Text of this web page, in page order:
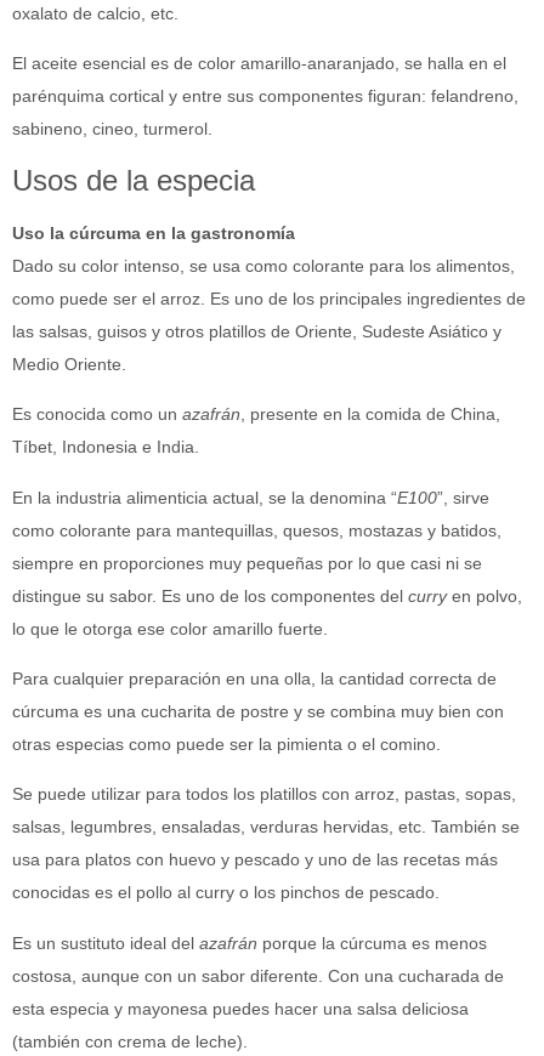
oxalato de calcio, etc.
El aceite esencial es de color amarillo-anaranjado, se halla en el
parénquima cortical y entre sus componentes figuran: felandreno,
sabineno, cineo, turmerol.
Usos de la especia
Uso la cúrcuma en la gastronomía
Dado su color intenso, se usa como colorante para los alimentos,
como puede ser el arroz. Es uno de los principales ingredientes de
las salsas, guisos y otros platillos de Oriente, Sudeste Asiático y
Medio Oriente.
Es conocida como un azafrán , presente en la comida de China,
Tíbet, Indonesia e India.
En la industria alimenticia actual, se la denomina “E100”, sirve
como colorante para mantequillas, quesos, mostazas y batidos,
siempre en proporciones muy pequeñas por lo que casi ni se
distingue su sabor. Es uno de los componentes del curryen polvo,
lo que le otorga ese color amarillo fuerte.
Para cualquier preparación en una olla, la cantidad correcta de
cúrcuma es una cucharita de postre y se combina muy bien con
otras especias como puede ser la pimienta o el comino.
Se puede utilizar para todos los platillos con arroz, pastas, sopas,
salsas, legumbres, ensaladas, verduras hervidas, etc. También se
usa para platos con huevo y pescado y uno de las recetas más
conocidas es el pollo al curry o los pinchos de pescado.
Es un sustituto ideal del azafrán porque la cúrcuma es menos
costosa, aunque con un sabor diferente. Con una cucharada de
esta especia y mayonesa puedes hacer una salsa deliciosa
(también con crema de leche).